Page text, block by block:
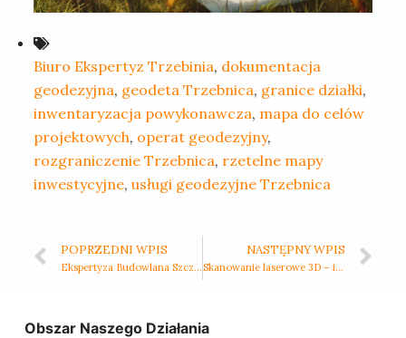
Biuro Ekspertyz Trzebinia, dokumentacja
geodezyjna, geodeta Trzebnica, granice działki,
inwentaryzacja powykonawcza, mapa do celów
projektowych, operat geodezyjny,
rozgraniczenie Trzebnica, rzetelne mapy
inwestycyjne, usługi geodezyjne Trzebnica
POPRZEDNI WPIS
Ekspertyza Budowlana Szczecin – klucz do skutecznego dochodzenia odszkodowania
NASTĘPNY WPIS
Skanowanie laserowe 3D – innowacyjne zabezpieczenie materiału dowodowego zgodnie z art. 310 kpc w Poznaniu
Obszar Naszego Działania